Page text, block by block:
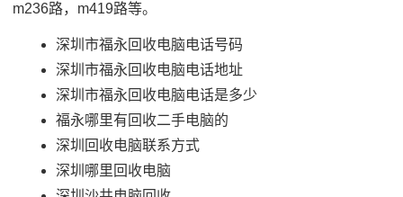
m236路，m419路等。
深圳市福永回收电脑电话号码
深圳市福永回收电脑电话地址
深圳市福永回收电脑电话是多少
福永哪里有回收二手电脑的
深圳回收电脑联系方式
深圳哪里回收电脑